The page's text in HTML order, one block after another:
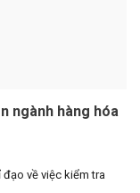
ngành hàng hóa
về việc kiểm tra